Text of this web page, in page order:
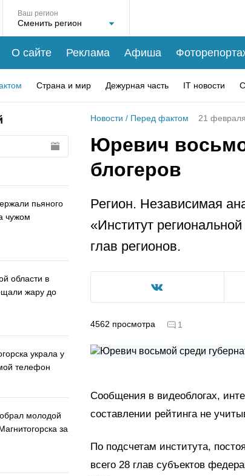
Ваш регион
О сайте Реклама Афиша
Страна и мир Дежурная часть IT новости
пьяного
чужом
области в
жару до
украла у
телефон
молодой
за
Новости / Перед фактом 21
Юревич
блогеров
Регион. Независимая
«Институт
глав регионов.
4562 просмотра 1
Сообщения в видеоблогах,
составлении рейтинга не
По подсчетам института,
всего 28 глав субъектов